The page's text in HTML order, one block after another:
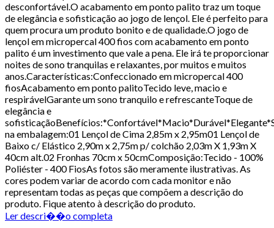
desconfortável.O acabamento em ponto palito traz um toque
de elegância e sofisticação ao jogo de lençol. Ele é perfeito para
quem procura um produto bonito e de qualidade.O jogo de
lençol em micropercal 400 fios com acabamento em ponto
palito é um investimento que vale a pena. Ele irá te proporcionar
noites de sono tranquilas e relaxantes, por muitos e muitos
anos.Características:Confeccionado em micropercal 400
fiosAcabamento em ponto palitoTecido leve, macio e
respirávelGarante um sono tranquilo e refrescanteToque de
elegância e
na embalagem:01 Lençol de Cima 2,85m x 2,95m01 Lençol de
Baixo c/ Elástico 2,90m x 2,75m p/ colchão 2,03m X 1,93m X
40cm alt.02 Fronhas 70cm x 50cmComposição:Tecido - 100%
Poliéster - 400 FiosAs fotos são meramente ilustrativas. As
cores podem variar de acordo com cada monitor e não
representam todas as peças que compõem a descrição do
produto. Fique atento à descrição do produto.
Ler descri��o completa